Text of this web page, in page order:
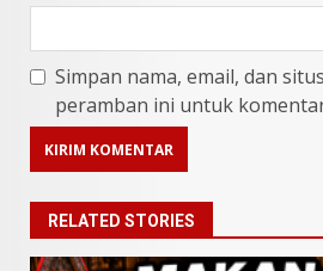
Simpan nama, email, dan
peramban ini untuk
RELATED STORIES